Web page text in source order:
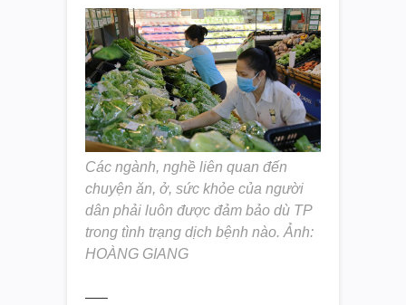
Các ngành, nghề liên quan đến
chuyện ăn, ở, sức khỏe của người
dân phải luôn được đảm bảo dù TP
trong tình trạng dịch bệnh nào. Ảnh:
HOÀNG GIANG
—–